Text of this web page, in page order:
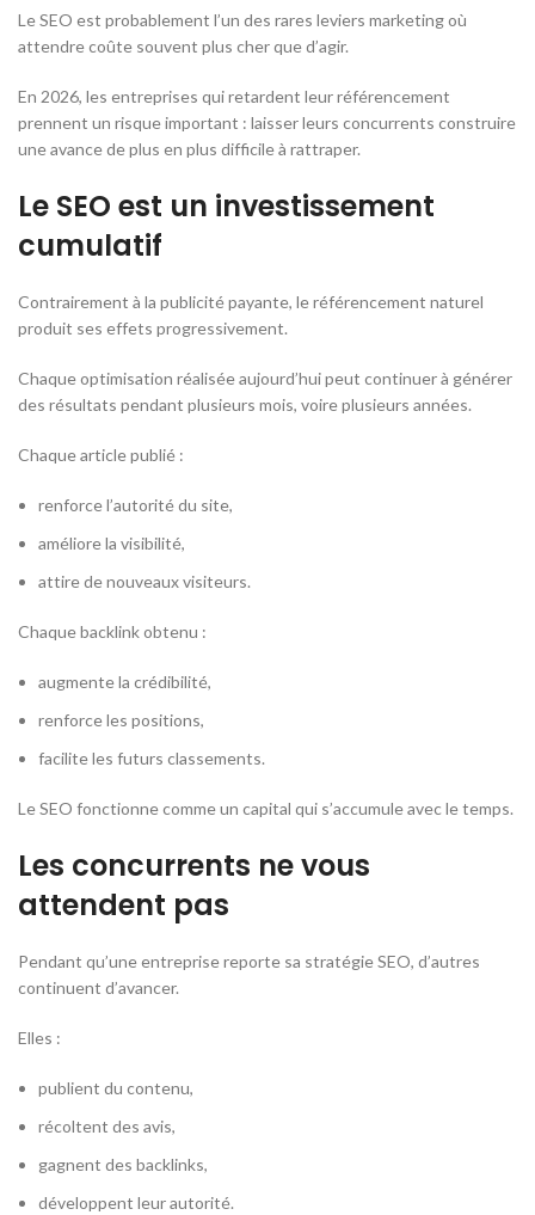
Le SEO est probablement l’un des rares leviers marketing où
attendre coûte souvent plus cher que d’agir.
En 2026, les entreprises qui retardent leur référencement
prennent un risque important : laisser leurs concurrents construire
une avance de plus en plus difficile à rattraper.
Le SEO est un investissement
cumulatif
Contrairement à la publicité payante, le référencement naturel
produit ses effets progressivement.
Chaque optimisation réalisée aujourd’hui peut continuer à générer
des résultats pendant plusieurs mois, voire plusieurs années.
Chaque article publié :
renforce l’autorité du site,
améliore la visibilité,
attire de nouveaux visiteurs.
Chaque backlink obtenu :
augmente la crédibilité,
renforce les positions,
facilite les futurs classements.
Le SEO fonctionne comme un capital qui s’accumule avec le temps.
Les concurrents ne vous
attendent pas
Pendant qu’une entreprise reporte sa stratégie SEO, d’autres
continuent d’avancer.
Elles :
publient du contenu,
récoltent des avis,
gagnent des backlinks,
développent leur autorité.